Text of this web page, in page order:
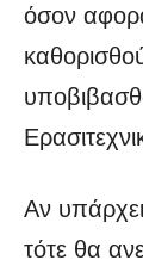
όσον
Αν
τότε θα